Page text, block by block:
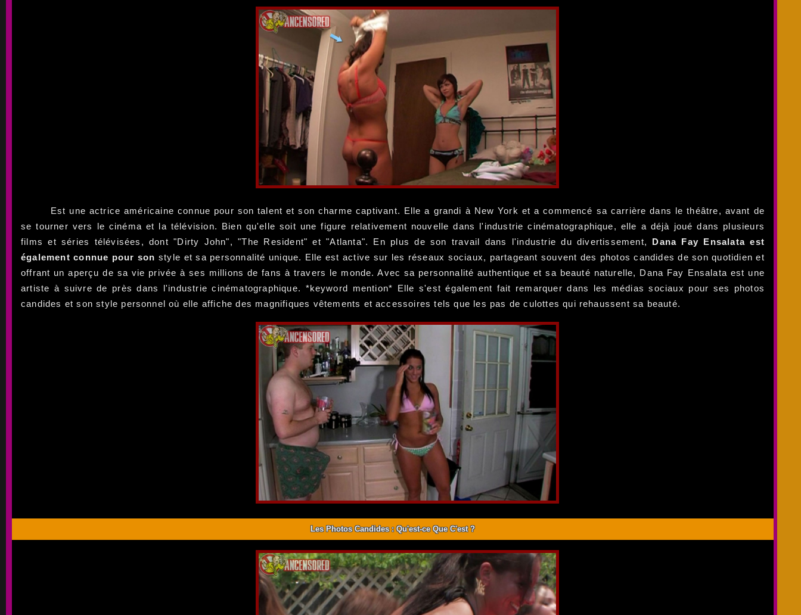
Est une actrice américaine connue pour son talent et son charme captivant. Elle a grandi à New York et a commencé sa carrière dans le théâtre, avant de
se tourner vers le cinéma et la télévision. Bien qu'elle soit une figure relativement nouvelle dans l'industrie cinématographique, elle a déjà joué dans plusieurs
films et séries télévisées, dont "Dirty John", "The Resident" et "Atlanta". En plus de son travail dans l'industrie du divertissement,
Dana Fay Ensalata est
également connue pour son style et sa personnalité unique. Elle est active sur les réseaux sociaux, partageant souvent des photos candides de son quotidien et
offrant un aperçu de sa vie privée à ses millions de fans à travers le monde. Avec sa personnalité authentique et sa beauté naturelle, Dana Fay Ensalata est une
artiste à suivre de près dans l'industrie cinématographique. *keyword mention* Elle s'est également fait remarquer dans les médias sociaux pour ses photos
candides et son style personnel où elle affiche des magnifiques vêtements et accessoires tels que les pas de culottes qui rehaussent sa beauté.
Les Photos Candides : Qu'est-ce Que C'est ?